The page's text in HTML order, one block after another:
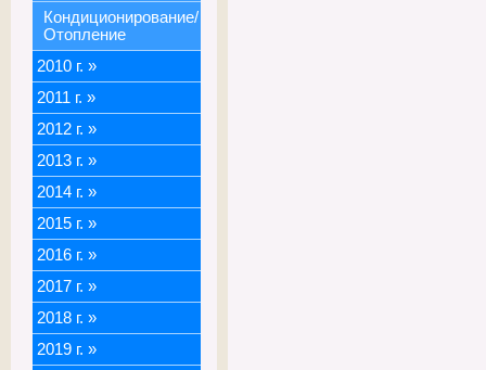
Кондиционирование/
Отопление
2010 г. »
2011 г. »
2012 г. »
2013 г. »
2014 г. »
2015 г. »
2016 г. »
2017 г. »
2018 г. »
2019 г. »